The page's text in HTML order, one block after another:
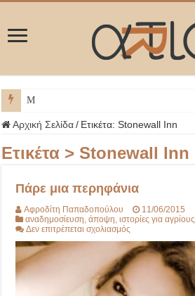
ΜΥΚΟΝΟ
Αρχική Σελίδα / Ετικέτα:Stonewall Inn
Ετικέτα > Stonewall Inn
Πάρε μια περηφάνια
Αφροδίτη Παπαδοπούλου
11/06/2015
αναδημοσίευση ,άποψη ,ιστορίες για αγρίους
Δεν επιτρέπεται σχολιασμός
μια
περηφάνια